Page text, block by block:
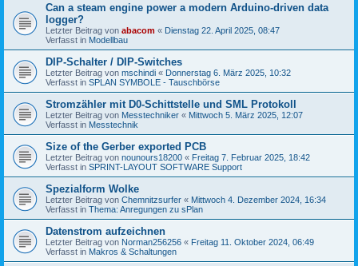
Can a steam engine power a modern Arduino-driven data
logger?
Letzter Beitrag von abacom « Dienstag 22. April 2025, 08:47
Verfasst in Modellbau
DIP-Schalter / DIP-Switches
Letzter Beitrag von mschindi « Donnerstag 6. März 2025, 10:32
Verfasst in SPLAN SYMBOLE - Tauschbörse
Stromzähler mit D0-Schittstelle und SML Protokoll
Letzter Beitrag von Messtechniker « Mittwoch 5. März 2025, 12:07
Verfasst in Messtechnik
Size of the Gerber exported PCB
Letzter Beitrag von nounours18200 « Freitag 7. Februar 2025, 18:42
Verfasst in SPRINT-LAYOUT SOFTWARE Support
Spezialform Wolke
Letzter Beitrag von Chemnitzsurfer « Mittwoch 4. Dezember 2024, 16:34
Verfasst in Thema: Anregungen zu sPlan
Datenstrom aufzeichnen
Letzter Beitrag von Norman256256 « Freitag 11. Oktober 2024, 06:49
Verfasst in Makros & Schaltungen